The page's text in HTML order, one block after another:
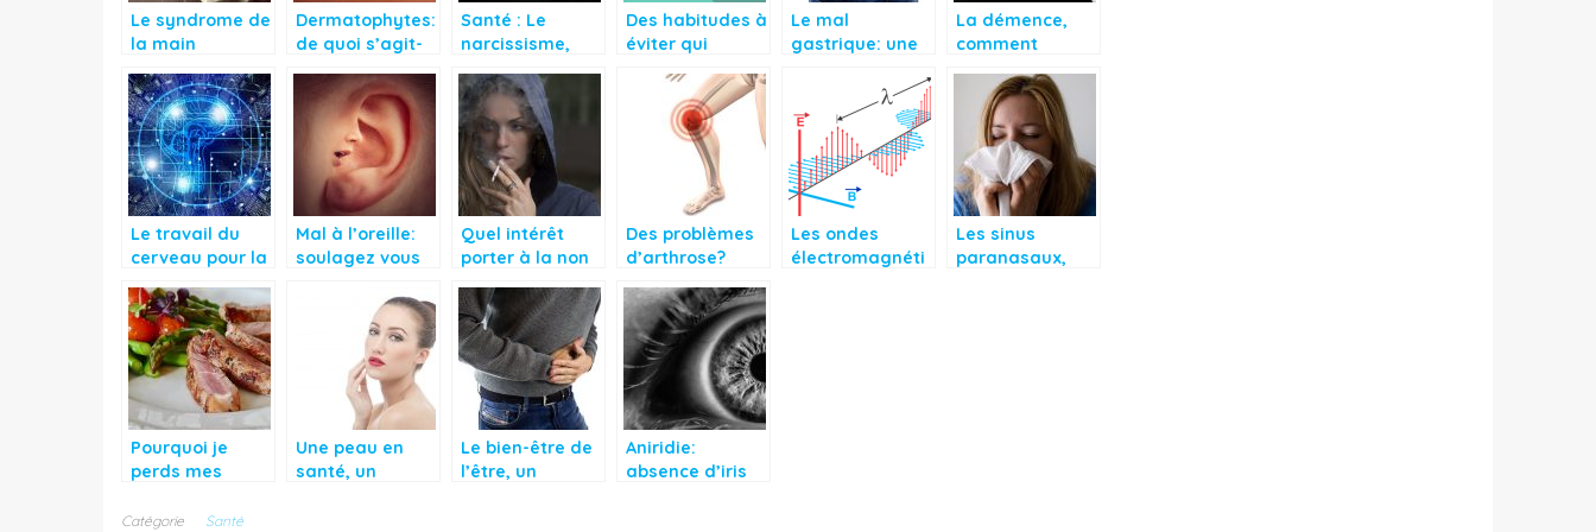
Le syndrome de
la main
Dermatophytes:
de quoi s’agit-
Santé : Le
narcissisme,
problème lié au
mental
Des habitudes à
éviter qui
gastrite
Le mal
gastrique: une
permanente
La démence,
comment
risque?
Le travail du
cerveau pour la
Mal à l’oreille:
soulagez vous
Quel intérêt
porter à la non
du tabac?
Des problèmes
d’arthrose?
faut faire
Les ondes
électromagnéti
Les sinus
paranasaux,
Pourquoi je
perds mes
Une peau en
santé, un
Le bien-être de
l’être, un
Aniridie:
absence d’iris
Catégorie Santé